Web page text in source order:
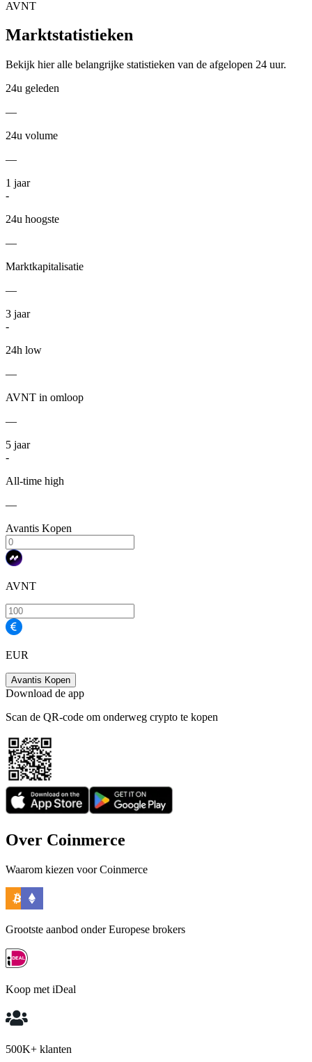
AVNT
Marktstatistieken
Bekijk hier alle belangrijke statistieken van de afgelopen 24 uur.
24u geleden
—
24u volume
—
1 jaar
-
24u hoogste
—
Marktkapitalisatie
—
3 jaar
-
24h low
—
AVNT in omloop
—
5 jaar
-
All-time high
—
Avantis Kopen
AVNT
EUR
Avantis Kopen
Download de app
Scan de QR-code om onderweg crypto te kopen
Over Coinmerce
Waarom kiezen voor Coinmerce
Grootste aanbod onder Europese brokers
Koop met iDeal
500K+ klanten